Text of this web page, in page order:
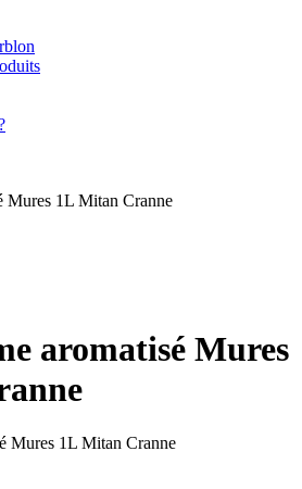
Mures 1L Mitan Cranne
aromatisé Mures